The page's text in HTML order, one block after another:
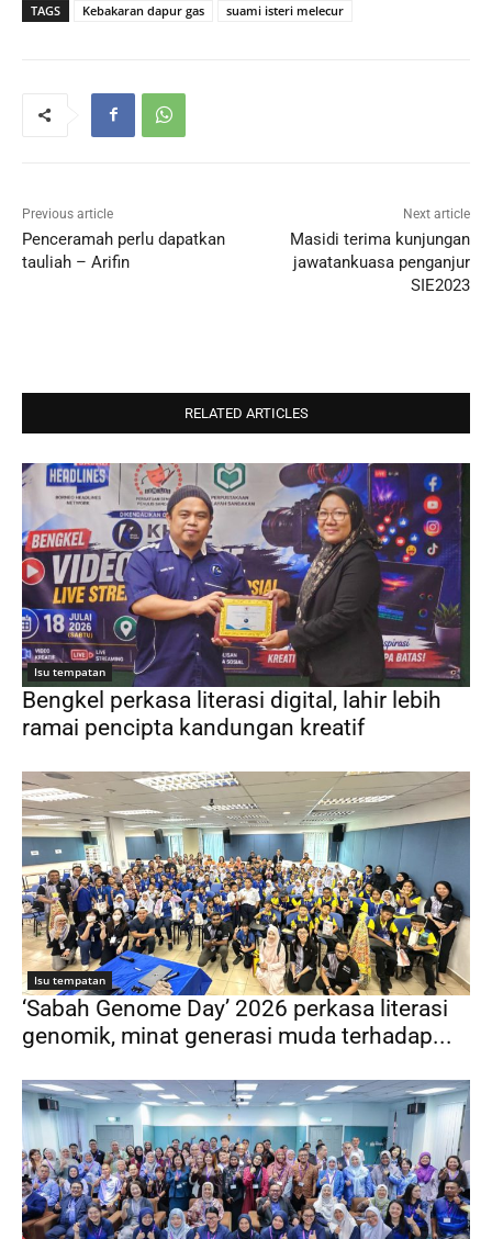
TAGS Kebakaran dapur gas suami isteri melecur
Previous article
Penceramah perlu dapatkan
tauliah – Arifin
Next article
Masidi terima kunjungan
jawatankuasa penganjur
SIE2023
RELATED ARTICLES
Isu tempatan
Bengkel perkasa literasi digital, lahir lebih
ramai pencipta kandungan kreatif
Isu tempatan
‘Sabah Genome Day’ 2026 perkasa literasi
genomik, minat generasi muda terhadap...